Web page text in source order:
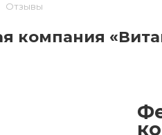
Отзывы
компания